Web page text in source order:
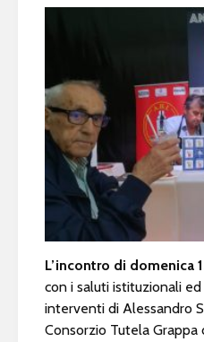
L’incontro di domenica
con i saluti istituzionali
interventi di Alessandro
Consorzio Tutela